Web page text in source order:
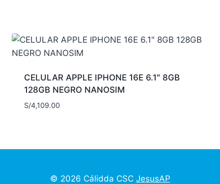
CELULAR APPLE IPHONE 16E 6.1″ 8GB
128GB NEGRO NANOSIM
S/4,109.00
© 2026 Cálidda CSC JesusAP